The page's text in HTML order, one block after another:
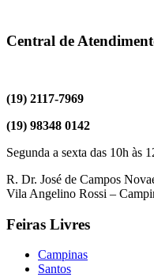
Central de
(19) 2117-7969
(19) 98348 0142
Segunda a sexta das 10h às
R. Dr. José de Campos
Vila Angelino Rossi –
Feiras Livres
Campinas
Santos